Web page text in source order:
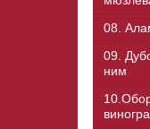
08.
09.
ним